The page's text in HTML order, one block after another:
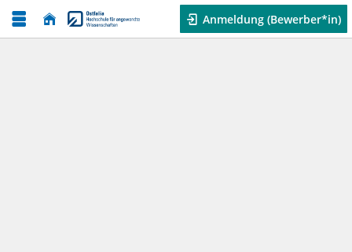
Anmeldung (Bewerber*in)